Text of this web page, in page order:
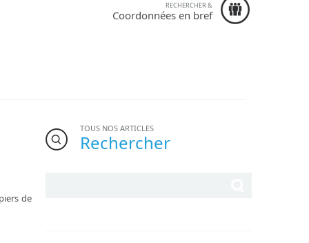
RECHERCHER &
Coordonnées en bref
Collège
Saint-Nicolas
de
TOUS NOS ARTICLES
Rechercher